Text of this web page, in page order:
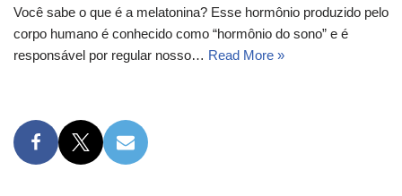
Você sabe o que é a melatonina? Esse hormônio produzido pelo
corpo humano é conhecido como “hormônio do sono” e é
responsável por regular nosso… Read More »